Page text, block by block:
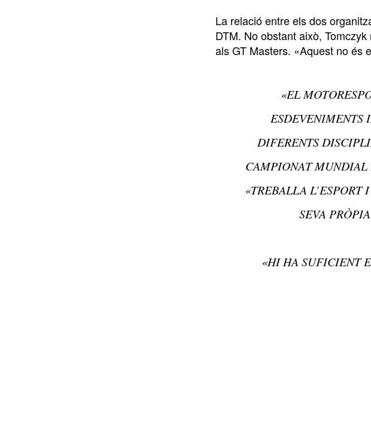
La relació entre els dos
DTM. No obstant això,
als GT Masters. «Aquest no és
«EL
ESDEVENIMENTS
DIFERENTS
CAMPIONAT MUNDIAL
«TREBALLA
SEVA
«HI HA SUFICIENT